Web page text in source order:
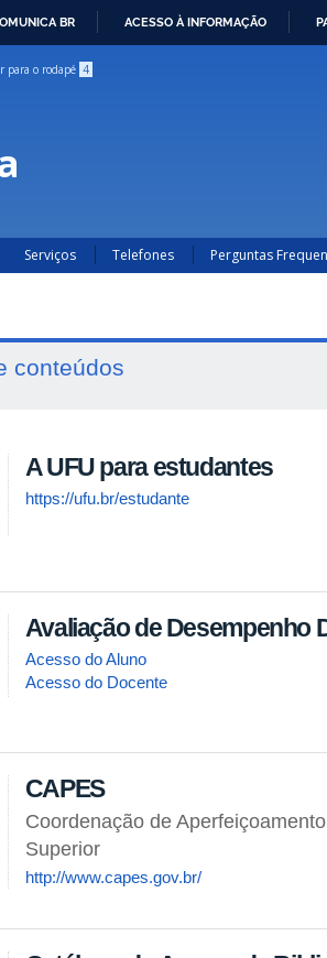
BR ACESSO À INFORMAÇÃO
para o rodapé 4
Serviços Telefones Perguntas
conteúdos
A UFU para estudantes
https://ufu.br/estudante
Avaliação de Desempenho
Acesso do Aluno
Acesso do Docente
CAPES
Coordenação de
Superior
http://www.capes.gov.br/